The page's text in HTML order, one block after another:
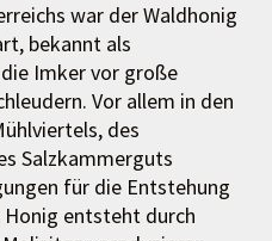
war der Waldhonig
bekannt als
Imker vor große
Vor allem in den
des
Salzkammerguts
für die Entstehung
entsteht durch